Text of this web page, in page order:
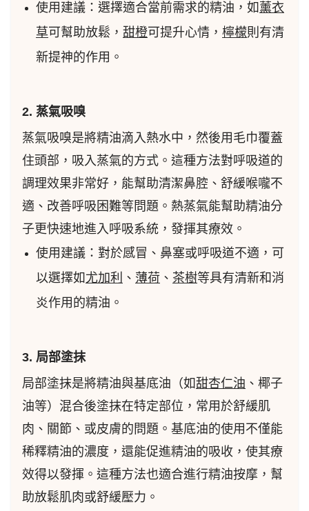
使用建議：選擇適合當前需求的精油，如 薰衣
草可幫助放鬆， 甜橙可提升心情， 檸檬則有清
新提神的作用。
2. 蒸氣吸嗅
蒸氣吸嗅是將精油滴入熱水中，然後用毛巾覆蓋
住頭部，吸入蒸氣的方式。這種方法對呼吸道的
調理效果非常好，能幫助清潔鼻腔、舒緩喉嚨不
適、改善呼吸困難等問題。熱蒸氣能幫助精油分
子更快速地進入呼吸系統，發揮其療效。
使用建議：對於感冒、鼻塞或呼吸道不適，可
以選擇如 尤加利 、 薄荷 、 茶樹等具有清新和消
炎作用的精油。
3. 局部塗抹
局部塗抹是將精油與基底油（如甜杏仁油 、椰子
油等）混合後塗抹在特定部位，常用於舒緩肌
肉、關節、或皮膚的問題。基底油的使用不僅能
稀釋精油的濃度，還能促進精油的吸收，使其療
效得以發揮。這種方法也適合進行精油按摩，幫
助放鬆肌肉或舒緩壓力。